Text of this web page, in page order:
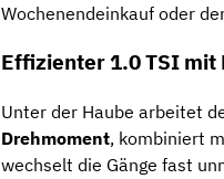
Wochenendeinkauf oder
Effizienter 1.0 TSI mit
Unter der Haube arbeitet
Drehmoment, kombiniert
wechselt die Gänge fast